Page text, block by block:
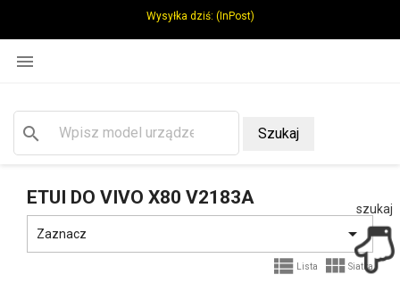
Wysyłka dziś: (InPost)

search Szukaj
ETUI DO VIVO X80 V2183A
Zaznacz 
 Lista  Siatka
szukaj